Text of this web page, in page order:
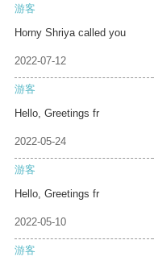
游客
Horny Shriya called you
2022-07-12
游客
Hello, Greetings fr
2022-05-24
游客
Hello, Greetings fr
2022-05-10
游客